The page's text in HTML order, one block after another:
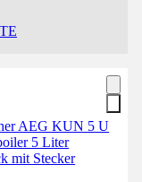
AEG KUN 5 U
5 Liter
mit Stecker